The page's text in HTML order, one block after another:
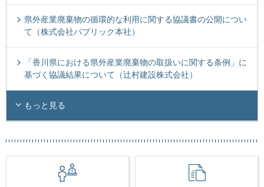
県外産業廃棄物の循環的な利用に関する協議書の公開につい
て（株式会社パブリック本社）
「香川県における県外産業廃棄物の取扱いに関する条例」に
基づく協議結果について（辻村建設株式会社）
もっと見る